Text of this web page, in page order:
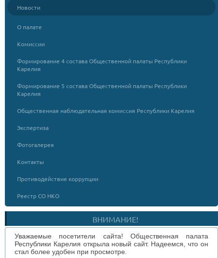
Новости
О палате
Комиссии
Формирование 4 состава Общественной палаты Республики
Карелия
Формирование 5 состава Общественной палаты Республики
Карелия
Общественная наблюдательная комиссия Республики Карелия
Экспертиза
Фотогалерея
Контакты
Противодействие коррупции
Реестр СО НКО
ВНИМАНИЕ!
Уважаемые посетители сайта! Общественная палата
Республики Карелия открыла новый сайт. Надеемся, что он
стал более удобен при просмотре.